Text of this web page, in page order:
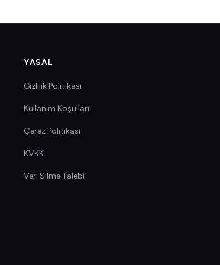
YASAL
Gizlilik Politikası
Kullanım Koşulları
Çerez Politikası
KVKK
Veri Silme Talebi